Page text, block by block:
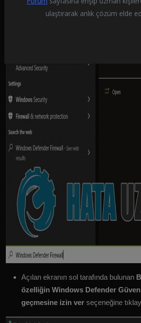
ulaştırarak anlık çözüm elde
Açılan ekranın sol tarafında bulunan
özelliğin Windows Defender
geçmesine izin ver seçeneğine